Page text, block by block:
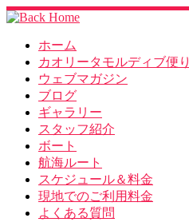
ホーム
カオリータモルディブ便り
ウェブマガジン
ブログ
ギャラリー
スタッフ紹介
ボート
航海ルート
スケジュール＆料金
現地でのご利用料金
よくある質問